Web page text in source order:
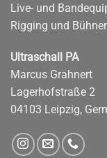
Live- und
Rigging und
Ultraschall PA
Marcus Grahnert
Lagerhofstraße 2
04103 Leipzig,